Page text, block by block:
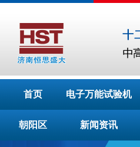
首页 电子万能试验机
朝阳区 新闻资讯